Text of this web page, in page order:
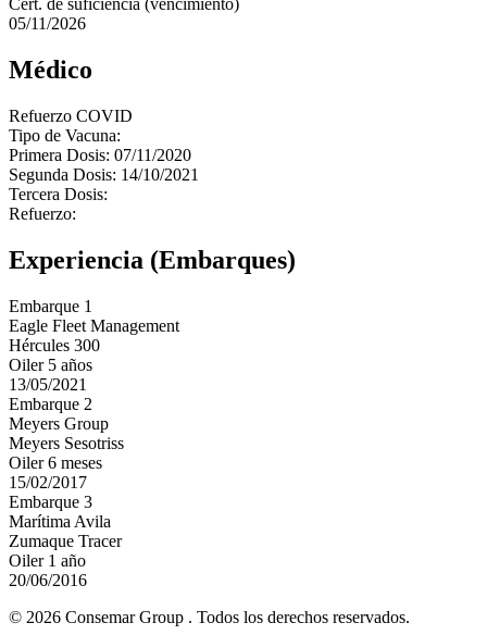
Cert. de suficiencia (vencimiento)
05/11/2026
Médico
Refuerzo COVID
Tipo de Vacuna:
Primera Dosis: 07/11/2020
Segunda Dosis: 14/10/2021
Tercera Dosis:
Refuerzo:
Experiencia (Embarques)
Embarque 1
Eagle Fleet Management
Hércules 300
Oiler 5 años
13/05/2021
Embarque 2
Meyers Group
Meyers Sesotriss
Oiler 6 meses
15/02/2017
Embarque 3
Marítima Avila
Zumaque Tracer
Oiler 1 año
20/06/2016
© 2026 Consemar Group . Todos los derechos reservados.